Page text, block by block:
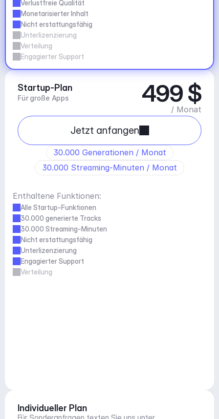
Verlustfreie Qualität
Monetarisierter Inhalt
Nicht erstattungsfähig
Unterlizenzierung
Verteilung
Engagierter Support
Startup-Plan
Für große Apps 499 $
/ Monat
Jetzt anfangen
30.000 Generationen / Monat
30.000 Streaming-Minuten / Monat
Enthaltene Funktionen:
Alle Startup-Funktionen
30.000 generierte Tracks
30.000 Streaming-Minuten
Nicht erstattungsfähig
Unterlizenzierung
Engagierter Support
Verteilung
Individueller Plan